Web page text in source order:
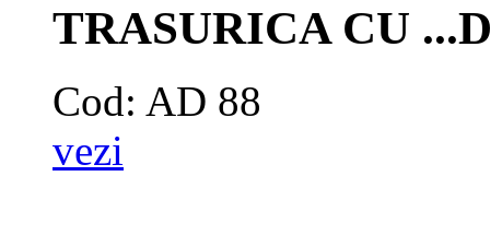
TRASURICA CU
Cod: AD 88
vezi